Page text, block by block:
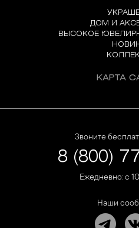
ДОМ И
ВЫСОКОЕ
КАРТА
Звоните
8 (800)
Ежедневно: с
Наши